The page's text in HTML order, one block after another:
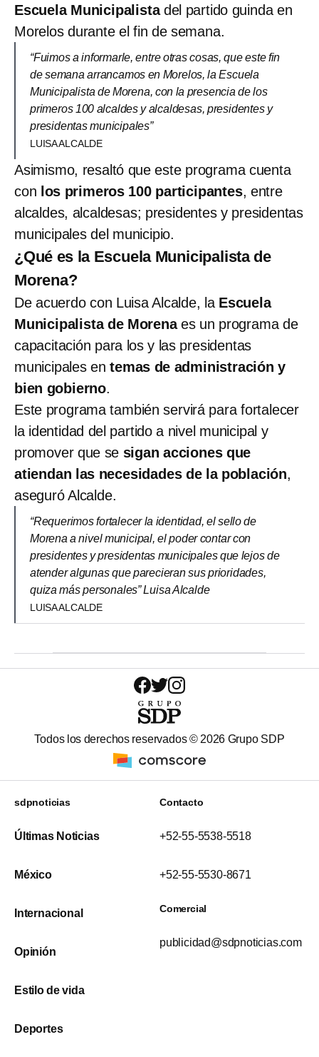
Escuela Municipalistadel partido guinda en
Morelos durante el fin de semana.
“Fuimos a informarle, entre otras cosas, que este fin
de semana arrancamos en Morelos, la Escuela
Municipalista de Morena, con la presencia de los
primeros 100 alcaldes y alcaldesas, presidentes y
presidentas municipales”
LUISA ALCALDE
Asimismo, resaltó que este programa cuenta
con los primeros 100 participantes, entre
alcaldes, alcaldesas; presidentes y presidentas
municipales del municipio.
¿Qué es la Escuela Municipalista de
Morena?
De acuerdo con Luisa Alcalde, laEscuela
Municipalista de Morenaes un programa de
capacitación para los y las presidentas
municipales entemas de administración y
bien gobierno.
Este programa también servirá para fortalecer
la identidad del partido a nivel municipal y
promover que se sigan acciones que
atiendan las necesidades de la población,
aseguró Alcalde.
“Requerimos fortalecer la identidad, el sello de
Morena a nivel municipal, el poder contar con
presidentes y presidentas municipales que lejos de
atender algunas que parecieran sus prioridades,
quiza más personales” Luisa Alcalde
LUISA ALCALDE
Todos los derechos reservados © 2026 Grupo SDP
sdpnoticias
Últimas Noticias
México
Internacional
Opinión
Estilo de vida
Deportes
Contacto
+52-55-5538-5518
+52-55-5530-8671
Comercial
publicidad@sdpnoticias.com